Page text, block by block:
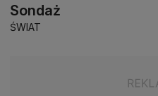
Sondaż
ŚWIAT